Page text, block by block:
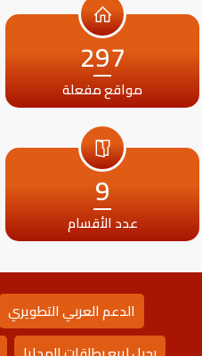
297
مواقع مفعلة
9
عدد الأقسام
الدعم العربي التطويري